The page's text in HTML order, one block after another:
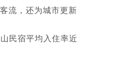
流，还为城市更新
民宿平均入住率近